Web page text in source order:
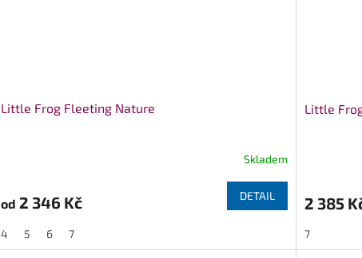
Little Frog Fleeting Nature
Skladem
od 2 346 Kč DETAIL
4 5 6 7
Little
2 385
7